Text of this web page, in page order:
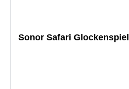
Sonor Safari Glockenspiel